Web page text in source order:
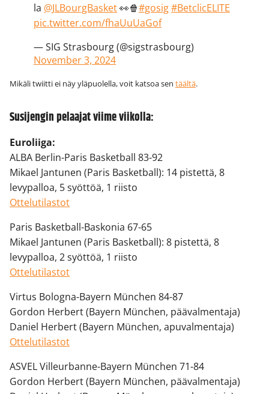
la @JLBourgBasket👀🍿#gosig#BetclicELITE
pic.twitter.com/fhaUuUaGof
— SIG Strasbourg (@sigstrasbourg)
November 3, 2024
Mikäli twiitti ei näy yläpuolella, voit katsoa sen täältä.
Susijengin pelaajat viime viikolla:
Euroliiga:
ALBA Berlin-Paris Basketball 83-92
Mikael Jantunen (Paris Basketball): 14 pistettä, 8
levypalloa, 5 syöttöä, 1 riisto
Ottelutilastot
Paris Basketball-Baskonia 67-65
Mikael Jantunen (Paris Basketball): 8 pistettä, 8
levypalloa, 2 syöttöä, 1 riisto
Ottelutilastot
Virtus Bologna-Bayern München 84-87
Gordon Herbert (Bayern München, päävalmentaja)
Daniel Herbert (Bayern München, apuvalmentaja)
Ottelutilastot
ASVEL Villeurbanne-Bayern München 71-84
Gordon Herbert (Bayern München, päävalmentaja)